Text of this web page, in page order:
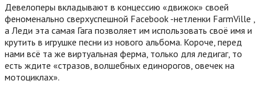
Девелоперы вкладывают в концессию «движок» своей
феноменально сверхуспешной Facebook -нетленки FarmVille ,
а Леди эта самая Гага позволяет им использовать своё имя и
крутить в игрушке песни из нового альбома. Короче, перед
нами всё та же виртуальная ферма, только для ледигаг, то
есть ждите «стразов, волшебных единорогов, овечек на
мотоциклах».